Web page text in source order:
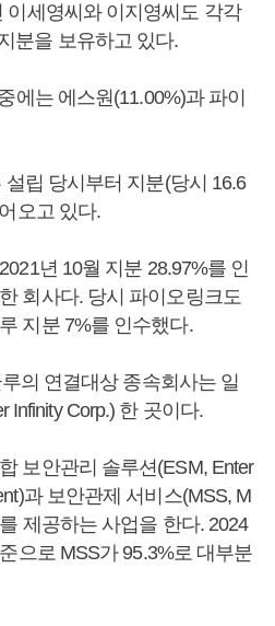
이세영씨와 이지영씨도 각각
분을 보유하고 있다.
에는 에스원(11.00%)과 파이
립 당시부터 지분(당시 16.6
오고 있다.
년 10월 지분 28.97%를 인
회사다. 당시 파이오링크도
지분 7%를 인수했다.
의 연결대상 종속회사는 일
Infinity Corp.) 한 곳이다.
보안관리 솔루션(ESM, Enter
과 보안관제 서비스(MSS, M
제공하는 사업을 한다. 2024
으로 MSS가 95.3%로 대부분